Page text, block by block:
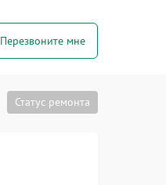
Перезвоните мне
Статус ремонта